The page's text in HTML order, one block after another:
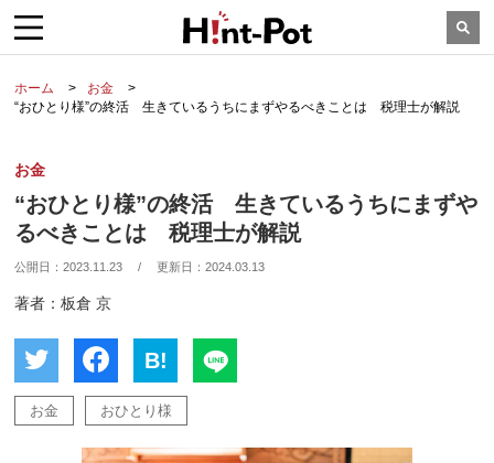
ホーム
お金
“おひとり様”の終活 生きているうちにまずやるべきことは 税理士が解説
お金
“おひとり様”の終活 生きているうちにまずや
るべきことは 税理士が解説
公開日：2023.11.23 / 更新日：2024.03.13
著者：板倉 京
B!
お金 おひとり様